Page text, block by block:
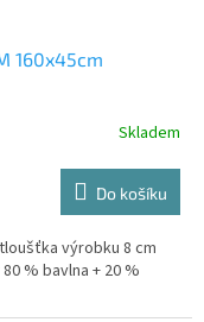
160x45cm
Skladem
Do košíku
výrobku 8 cm
% bavlna + 20 %